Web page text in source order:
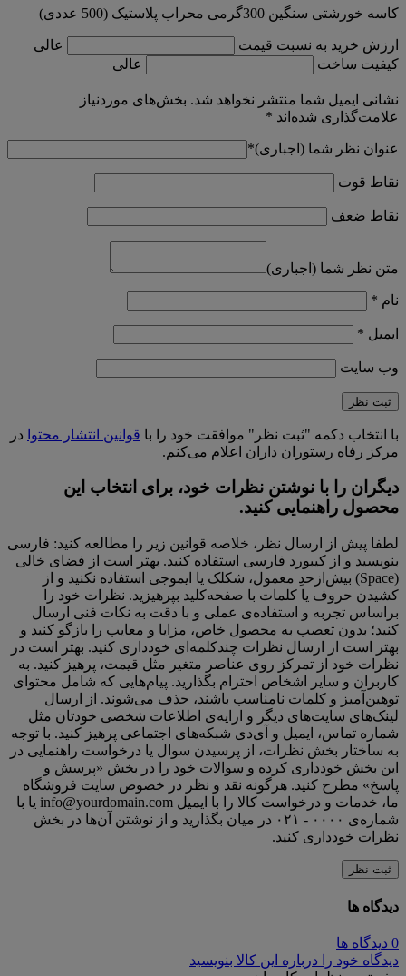
کاسه خورشتی سنگین 300گرمی محراب پلاستیک (500 عددی)
ارزش خرید به نسبت قیمت
عالی
کیفیت ساخت
عالی
نشانی ایمیل شما منتشر نخواهد شد. بخش‌های موردنیاز
علامت‌گذاری شده‌اند *
عنوان نظر شما (اجباری)*
نقاط قوت
نقاط ضعف
متن نظر شما (اجباری)
نام *
ایمیل *
وب‌ سایت
با انتخاب دکمه "ثبت نظر" موافقت خود را با قوانین انتشار محتوا در
مرکز رفاه رستوران داران اعلام می‌کنم.
دیگران را با نوشتن نظرات خود، برای انتخاب این
محصول راهنمایی کنید.
لطفا پیش از ارسال نظر، خلاصه قوانین زیر را مطالعه کنید: فارسی
بنویسید و از کیبورد فارسی استفاده کنید. بهتر است از فضای خالی
(Space) بیش‌از‌حدِ معمول، شکلک یا ایموجی استفاده نکنید و از
کشیدن حروف یا کلمات با صفحه‌کلید بپرهیزید. نظرات خود را
براساس تجربه و استفاده‌ی عملی و با دقت به نکات فنی ارسال
کنید؛ بدون تعصب به محصول خاص، مزایا و معایب را بازگو کنید و
بهتر است از ارسال نظرات چندکلمه‌‌ای خودداری کنید. بهتر است در
نظرات خود از تمرکز روی عناصر متغیر مثل قیمت، پرهیز کنید. به
کاربران و سایر اشخاص احترام بگذارید. پیام‌هایی که شامل محتوای
توهین‌آمیز و کلمات نامناسب باشند، حذف می‌شوند. از ارسال
لینک‌های سایت‌های دیگر و ارایه‌ی اطلاعات شخصی خودتان مثل
شماره تماس، ایمیل و آی‌دی شبکه‌های اجتماعی پرهیز کنید. با توجه
به ساختار بخش نظرات، از پرسیدن سوال یا درخواست راهنمایی در
این بخش خودداری کرده و سوالات خود را در بخش «پرسش و
پاسخ» مطرح کنید. هرگونه نقد و نظر در خصوص سایت فروشگاه
ما، خدمات و درخواست کالا را با ایمیل info@yourdomain.com یا با
شماره‌ی ۰۰۰۰ - ۰۲۱ در میان بگذارید و از نوشتن آن‌ها در بخش
نظرات خودداری کنید.
ثبت نظر
دیدگاه ها
0 دیدگاه ها
دیدگاه خود را درباره این کالا بنویسید